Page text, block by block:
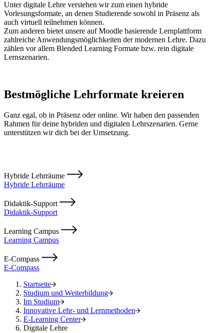
Unter digitale Lehre verstehen wir zum einen hybride
Vorlesungsformate, an denen Studierende sowohl in Präsenz als
auch virtuell teilnehmen können.
Zum anderen bietet unsere auf Moodle basierende Lernplattform
zahlreiche Anwendungsmöglichkeiten der modernen Lehre. Dazu
zählen vor allem Blended Learning Formate bzw. rein digitale
Lernszenarien.
Bestmögliche Lehrformate kreieren
Ganz egal, ob in Präsenz oder online. Wir haben den passenden
Rahmen für deine hybriden und digitalen Lehrszenarien. Gerne
unterstützen wir dich bei der Umsetzung.
Hybride Lehrräume
Hybride Lehrräume
Didaktik-Support
Didaktik-Support
Learning Campus
Learning Campus
E-Compass
E-Compass
Startseite
Studium und Weiterbildung
Im Studium
Innovative Lehr- und Lernmethoden
E-Learning Center
Digitale Lehre